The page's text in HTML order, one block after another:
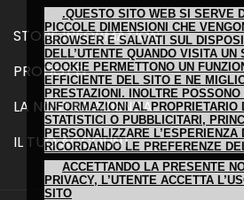
.QUESTO SITO WEB SI SERVE
PICCOLE DIMENSIONI CHE
BROWSER E SALVATI SUL
DELL’UTENTE QUANDO VISITA UN
COOKIE PERMETTONO UN
EFFICIENTE DEL SITO E NE
PRESTAZIONI. INOLTRE POSSONO
INFORMAZIONI AL PROPRIETARIO
STATISTICI O PUBBLICITARI,
PERSONALIZZARE L’ESPERIENZA
RICORDANDO LE PREFERENZE
ACCETTANDO LA PRESENTE
PRIVACY, L’UTENTE ACCETTA
SITO
STORE INFORMATION
PRODOTTI
LA NOSTRA AZIENDA
IL TUO ACCOUNT